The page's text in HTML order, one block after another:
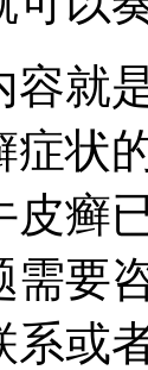
是
症状
皮癣
需要
系或